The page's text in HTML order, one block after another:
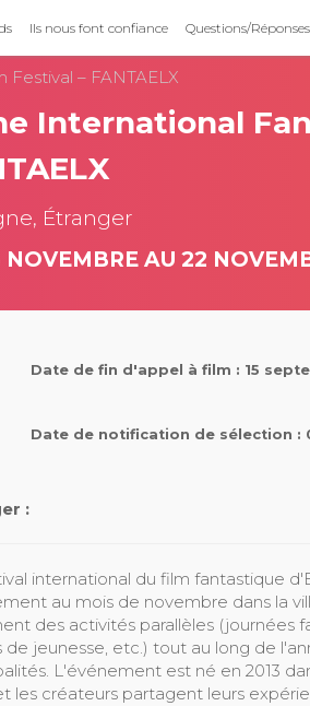
Ils nous font confiance Questions/Réponses
– FANTAELX
International
Étranger
NOVEMBRE AU 22
Date de fin d'appel à film : 15
Date de notification de sélection :
:
international du film fantastique
au mois de novembre dans la
des activités parallèles (journées
de jeunesse, etc.) tout au long de
L'événement est né en 2013
les créateurs partagent leurs